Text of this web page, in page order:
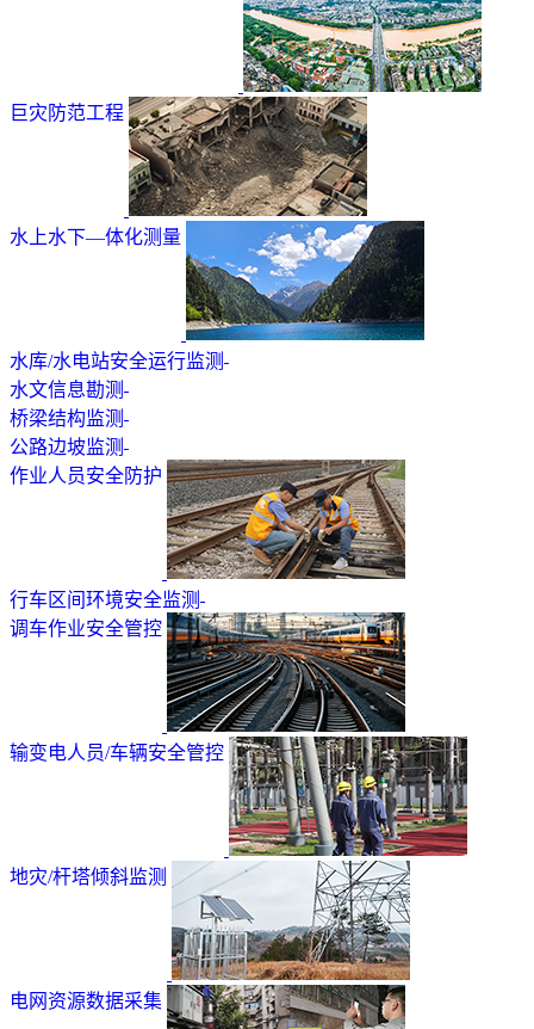
巨灾防范工程
水上水下—体化测量
水库/水电站安全运行监测
水文信息勘测
桥梁结构监测
公路边坡监测
作业人员安全防护
行车区间环境安全监测
调车作业安全管控
输变电人员/车辆安全管控
地灾/杆塔倾斜监测
电网资源数据采集